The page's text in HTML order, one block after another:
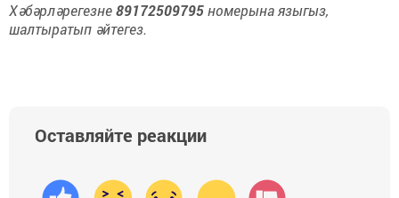
Хәбәрләрегезне89172509795номерына языгыз,
шалтыратып әйтегез.
Оставляйте реакции